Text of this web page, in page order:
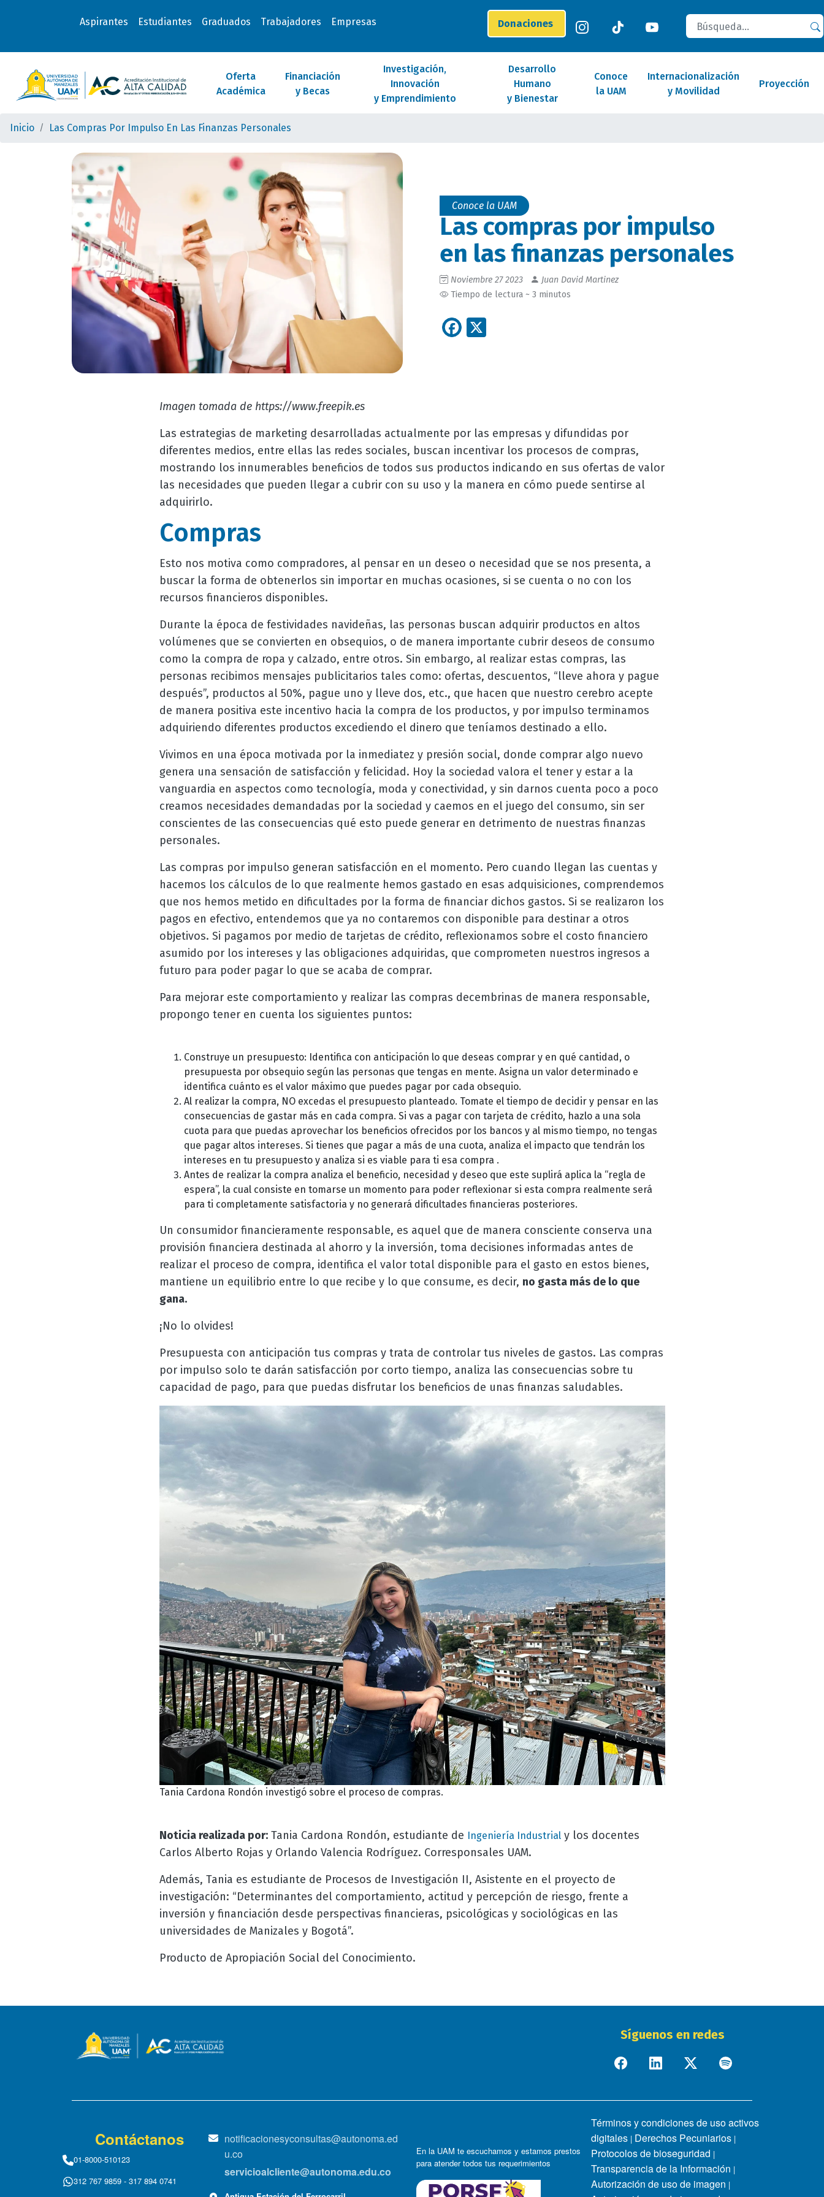
Aspirantes Estudiantes Graduados Trabajadores Empresas Donaciones
Buscar
Oferta
Académica
Financiación
y Becas
Investigación,
Innovación
y Emprendimiento
Desarrollo
Humano
y Bienestar
Conoce
la UAM
Internacionalización
y Movilidad
Proyección
Inicio Las Compras Por Impulso En Las Finanzas Personales
Conoce la UAM
Las compras por impulso
en las finanzas personales
Noviembre 27 2023
Juan David Martinez
Tiempo de lectura ~ 3 minutos
Facebook
Imagen tomada de https://www.freepik.es
Las estrategias de marketing desarrolladas actualmente por las empresas y difundidas por
diferentes medios, entre ellas las redes sociales, buscan incentivar los procesos de compras,
mostrando los innumerables beneficios de todos sus productos indicando en sus ofertas de valor
las necesidades que pueden llegar a cubrir con su uso y la manera en cómo puede sentirse al
adquirirlo.
Compras
Esto nos motiva como compradores, al pensar en un deseo o necesidad que se nos presenta, a
buscar la forma de obtenerlos sin importar en muchas ocasiones, si se cuenta o no con los
recursos financieros disponibles.
Durante la época de festividades navideñas, las personas buscan adquirir productos en altos
volúmenes que se convierten en obsequios, o de manera importante cubrir deseos de consumo
como la compra de ropa y calzado, entre otros. Sin embargo, al realizar estas compras, las
personas recibimos mensajes publicitarios tales como: ofertas, descuentos, “lleve ahora y pague
después”, productos al 50%, pague uno y lleve dos, etc., que hacen que nuestro cerebro acepte
de manera positiva este incentivo hacia la compra de los productos, y por impulso terminamos
adquiriendo diferentes productos excediendo el dinero que teníamos destinado a ello.
Vivimos en una época motivada por la inmediatez y presión social, donde comprar algo nuevo
genera una sensación de satisfacción y felicidad. Hoy la sociedad valora el tener y estar a la
vanguardia en aspectos como tecnología, moda y conectividad, y sin darnos cuenta poco a poco
creamos necesidades demandadas por la sociedad y caemos en el juego del consumo, sin ser
conscientes de las consecuencias qué esto puede generar en detrimento de nuestras finanzas
personales.
Las compras por impulso generan satisfacción en el momento. Pero cuando llegan las cuentas y
hacemos los cálculos de lo que realmente hemos gastado en esas adquisiciones, comprendemos
que nos hemos metido en dificultades por la forma de financiar dichos gastos. Si se realizaron los
pagos en efectivo, entendemos que ya no contaremos con disponible para destinar a otros
objetivos. Si pagamos por medio de tarjetas de crédito, reflexionamos sobre el costo financiero
asumido por los intereses y las obligaciones adquiridas, que comprometen nuestros ingresos a
futuro para poder pagar lo que se acaba de comprar.
Para mejorar este comportamiento y realizar las compras decembrinas de manera responsable,
propongo tener en cuenta los siguientes puntos:
Construye un presupuesto: Identifica con anticipación lo que deseas comprar y en qué cantidad, o
presupuesta por obsequio según las personas que tengas en mente. Asigna un valor determinado e
identifica cuánto es el valor máximo que puedes pagar por cada obsequio.
Al realizar la compra, NO excedas el presupuesto planteado. Tomate el tiempo de decidir y pensar en las
consecuencias de gastar más en cada compra. Si vas a pagar con tarjeta de crédito, hazlo a una sola
cuota para que puedas aprovechar los beneficios ofrecidos por los bancos y al mismo tiempo, no tengas
que pagar altos intereses. Si tienes que pagar a más de una cuota, analiza el impacto que tendrán los
intereses en tu presupuesto y analiza si es viable para ti esa compra .
Antes de realizar la compra analiza el beneficio, necesidad y deseo que este suplirá aplica la “regla de
espera”, la cual consiste en tomarse un momento para poder reflexionar si esta compra realmente será
para ti completamente satisfactoria y no generará dificultades financieras posteriores.
Un consumidor financieramente responsable, es aquel que de manera consciente conserva una
provisión financiera destinada al ahorro y la inversión, toma decisiones informadas antes de
realizar el proceso de compra, identifica el valor total disponible para el gasto en estos bienes,
mantiene un equilibrio entre lo que recibe y lo que consume, es decir, no gasta más de lo que
gana.
¡No lo olvides!
Presupuesta con anticipación tus compras y trata de controlar tus niveles de gastos. Las compras
por impulso solo te darán satisfacción por corto tiempo, analiza las consecuencias sobre tu
capacidad de pago, para que puedas disfrutar los beneficios de unas finanzas saludables.
Tania Cardona Rondón investigó sobre el proceso de compras.
Noticia realizada por:Tania Cardona Rondón, estudiante de Ingeniería Industrialy los docentes
Carlos Alberto Rojas y Orlando Valencia Rodríguez. Corresponsales UAM.
Además, Tania es estudiante de Procesos de Investigación II, Asistente en el proyecto de
investigación: “Determinantes del comportamiento, actitud y percepción de riesgo, frente a
inversión y financiación desde perspectivas financieras, psicológicas y sociológicas en las
universidades de Manizales y Bogotá”.
Producto de Apropiación Social del Conocimiento.
Síguenos en redes
Contáctanos
01-8000-510123
312 767 9859 - 317 894 0741
notificacionesyconsultas@autonoma.ed
u.co
servicioalcliente@autonoma.edu.co
En la UAM te escuchamos y estamos prestos
para atender todos tus requerimientos
Términos y condiciones de uso activos
digitales | Derechos Pecuniarios |
Protocolos de bioseguridad |
Transparencia de la Información |
Autorización de uso de imagen |